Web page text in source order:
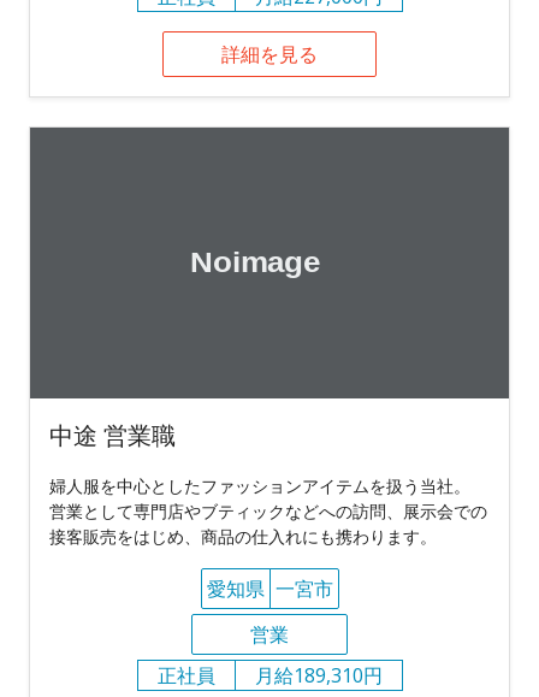
詳細を見る
中途 営業職
婦人服を中心としたファッションアイテムを扱う当社。
営業として専門店やブティックなどへの訪問、展示会での
接客販売をはじめ、商品の仕入れにも携わります。
愛知県 一宮市
営業
正社員
月給189,310円